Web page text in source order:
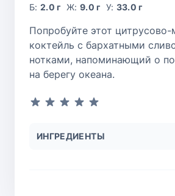
Б:2.0 г Ж: 9.0 г У: 33.0 г
Попробуйте этот
коктейль с бархатными
нотками, напоминающий о
на берегу океана.
ИНГРЕДИЕНТЫ